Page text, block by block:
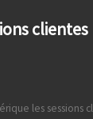
clientes